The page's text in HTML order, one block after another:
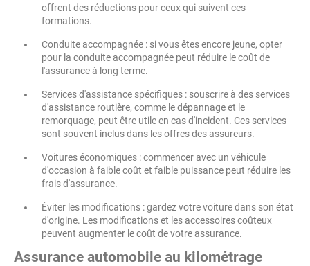
offrent des réductions pour ceux qui suivent ces
formations.
Conduite accompagnée : si vous êtes encore jeune, opter
pour la conduite accompagnée peut réduire le coût de
l'assurance à long terme.
Services d'assistance spécifiques : souscrire à des services
d'assistance routière, comme le dépannage et le
remorquage, peut être utile en cas d'incident. Ces services
sont souvent inclus dans les offres des assureurs.
Voitures économiques : commencer avec un véhicule
d'occasion à faible coût et faible puissance peut réduire les
frais d'assurance.
Éviter les modifications : gardez votre voiture dans son état
d'origine. Les modifications et les accessoires coûteux
peuvent augmenter le coût de votre assurance.
Assurance automobile au kilométrage